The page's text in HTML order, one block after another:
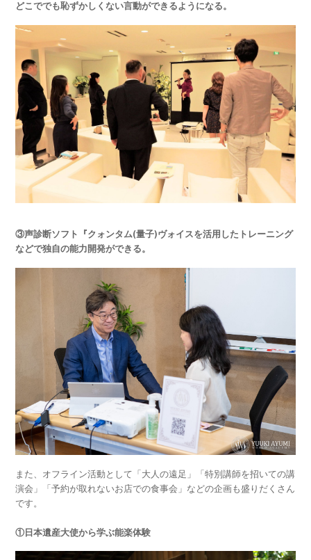
どこででも恥ずかしくない言動ができるようになる。
③声診断ソフト『クォンタム(量子)ヴォイスを活用したトレーニング
などで独自の能力開発ができる。
また、オフライン活動として「大人の遠足」「特別講師を招いての講
演会」「予約が取れないお店での食事会」などの企画も盛りだくさん
です。
①日本遺産大使から学ぶ能楽体験